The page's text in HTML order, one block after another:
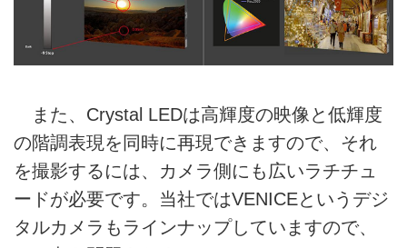
また、Crystal LEDは高輝度の映像と低輝度
の階調表現を同時に再現できますので、それ
を撮影するには、カメラ側にも広いラチチュ
ードが必要です。当社ではVENICEというデジ
タルカメラもラインナップしていますので、